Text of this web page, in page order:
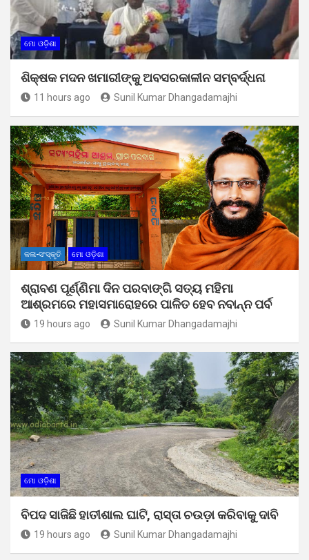
ମୋ ଓଡ଼ିଶା
ଶିକ୍ଷକ ମଦନ ଖମାରୀଙ୍କୁ ଅବସରକାଳୀନ ସମ୍ବର୍ଦ୍ଧନା
11 hours ago Sunil Kumar Dhangadamajhi
କଳା-ସଂସ୍କୃତି ମୋ ଓଡ଼ିଶା
ଶ୍ରାବଣ ପୂର୍ଣ୍ଣିମା ଦିନ ପରବାଙ୍ଗି ସତ୍ୟ ମହିମା
ଆଶ୍ରମରେ ମହାସମାରୋହରେ ପାଳିତ ହେବ ନବାନ୍ନ ପର୍ବ
19 hours ago Sunil Kumar Dhangadamajhi
ମୋ ଓଡ଼ିଶା
ବିପଦ ସାଜିଛି ହାତୀଶାଲ ଘାଟି, ରାସ୍ତା ଚଉଡ଼ା କରିବାକୁ ଦାବି
19 hours ago Sunil Kumar Dhangadamajhi